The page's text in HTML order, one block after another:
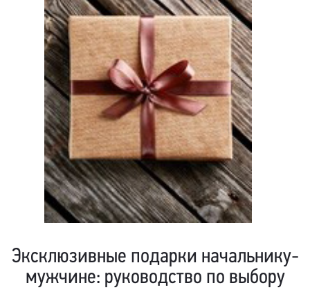
Эксклюзивные подарки начальнику-
мужчине: руководство по выбору